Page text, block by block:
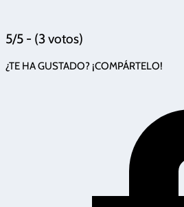
5/5 - (3 votos)
¿TE HA GUSTADO? ¡COMPÁRTELO!